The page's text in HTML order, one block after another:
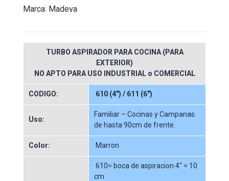
Marca: Madeva
TURBO ASPIRADOR PARA COCINA (PARA
EXTERIOR)
NO APTO PARA USO INDUSTRIAL o COMERCIAL
CODIGO: 610 (4″) / 611 (6″)
Uso:
Familiar – Cocinas y Campanas
de hasta 90cm de frente.
Color: Marron
610= boca de aspiracion 4″ = 10
cm